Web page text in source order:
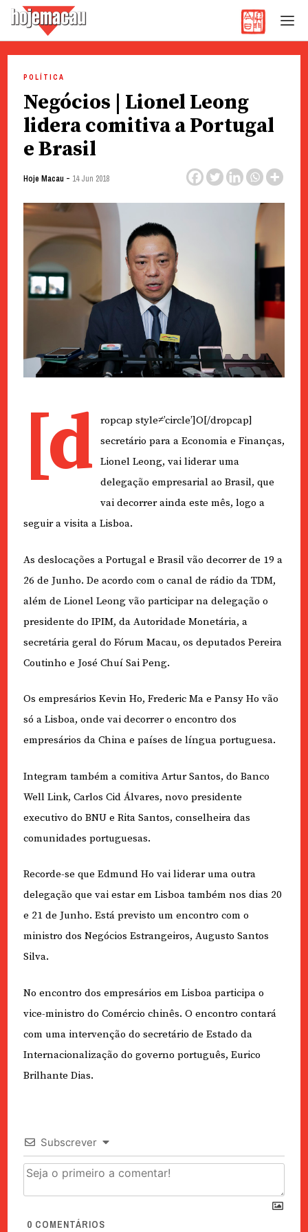
content
POLÍTICA
Negócios | Lionel Leong
lidera comitiva a Portugal
e Brasil
Hoje Macau - 14 Jun 2018
[d
ropcap style≠’circle’]O[/dropcap]
secretário para a Economia e Finanças,
Lionel Leong, vai liderar uma
delegação empresarial ao Brasil, que
vai decorrer ainda este mês, logo a
seguir a visita a Lisboa.
As deslocações a Portugal e Brasil vão decorrer de 19 a
26 de Junho. De acordo com o canal de rádio da TDM,
além de Lionel Leong vão participar na delegação o
presidente do IPIM, da Autoridade Monetária, a
secretária geral do Fórum Macau, os deputados Pereira
Coutinho e José Chuí Sai Peng.
Os empresários Kevin Ho, Frederic Ma e Pansy Ho vão
só a Lisboa, onde vai decorrer o encontro dos
empresários da China e países de língua portuguesa.
Integram também a comitiva Artur Santos, do Banco
Well Link, Carlos Cid Álvares, novo presidente
executivo do BNU e Rita Santos, conselheira das
comunidades portuguesas.
Recorde-se que Edmund Ho vai liderar uma outra
delegação que vai estar em Lisboa também nos dias 20
e 21 de Junho. Está previsto um encontro com o
ministro dos Negócios Estrangeiros, Augusto Santos
Silva.
No encontro dos empresários em Lisboa participa o
vice-ministro do Comércio chinês. O encontro contará
com uma intervenção do secretário de Estado da
Internacionalização do governo português, Eurico
Brilhante Dias.
Subscrever
0 COMENTÁRIOS